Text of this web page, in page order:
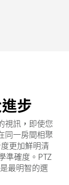
步
視訊，即使您
同一房間相聚
更加鮮明清
準確度。PTZ
最明智的選